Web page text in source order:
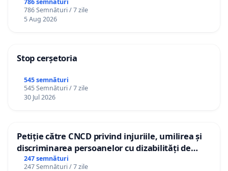
786 Semnături / 7 zile
5 Aug 2026
Stop cerșetoria
545 semnături
545 Semnături / 7 zile
30 Jul 2026
Petiție către CNCD privind injuriile, umilirea și
discriminarea persoanelor cu dizabilități de
către utilizatorul TikTok „Gorici”
247 semnături
247 Semnături / 7 zile